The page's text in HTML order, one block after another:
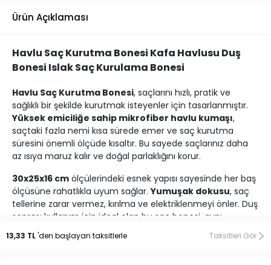
Ürün Açıklaması
Havlu Saç Kurutma Bonesi Kafa Havlusu Duş
Bonesi Islak Saç Kurulama Bonesi
Havlu Saç Kurutma Bonesi, saçlarını hızlı, pratik ve
sağlıklı bir şekilde kurutmak isteyenler için tasarlanmıştır.
Yüksek emiciliğe sahip mikrofiber havlu kumaşı,
saçtaki fazla nemi kısa sürede emer ve saç kurutma
süresini önemli ölçüde kısaltır. Bu sayede saçlarınız daha
az ısıya maruz kalır ve doğal parlaklığını korur.
30x25x16 cm ölçülerindeki esnek yapısı sayesinde her baş
ölçüsüne rahatlıkla uyum sağlar.Yumuşak dokusu, saç
tellerine zarar vermez, kırılma ve elektriklenmeyi önler. Duş
sonrası kullanım için ideal olan bu saç bonesi, aynı
zamanda
ortamlarda da kolaylıkla kullanılabilir.
13,33 TL'den başlayan taksitlerle Taksitleri Gör